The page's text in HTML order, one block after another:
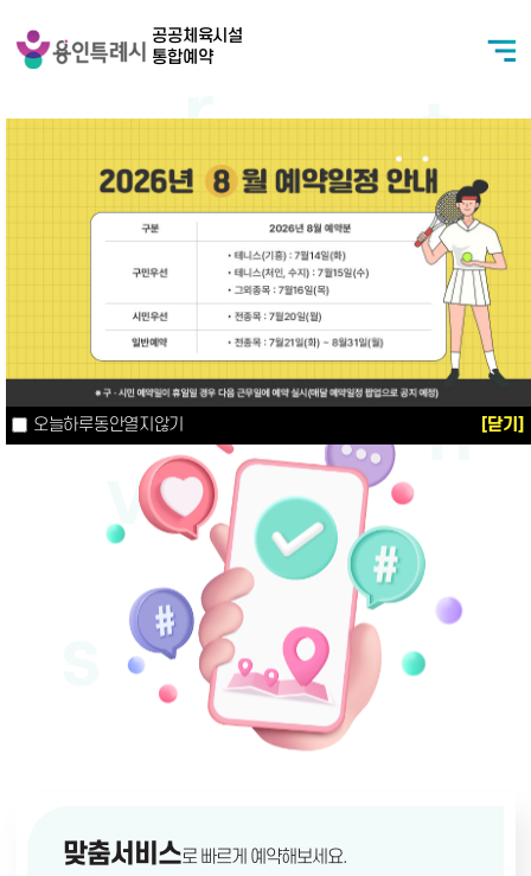
오늘하루동안열지않기 [닫기]
오늘하루동안열지않기 [닫기]
공공체육시설
통합예약
모든 예약을 한번에 쉽고 간편하게!
맞춤서비스로 빠르게 예약해보세요.